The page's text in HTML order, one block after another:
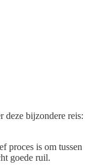
deze bijzondere reis:
proces is om tussen
goede ruil.